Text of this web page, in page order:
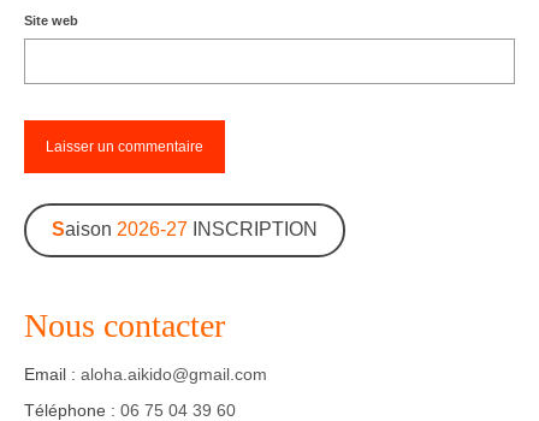
Site web
Saison 2026-27INSCRIPTION
Nous contacter
Email : aloha.aikido@gmail.com
Téléphone : 06 75 04 39 60